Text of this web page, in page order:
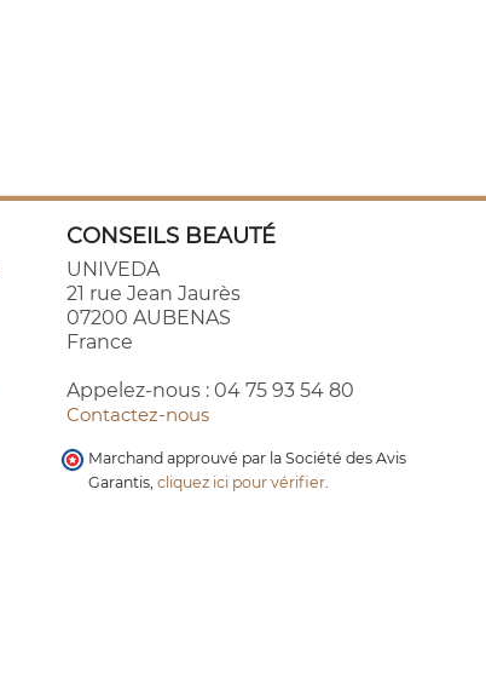
CONSEILS BEAUTÉ
UNIVEDA
21 rue Jean Jaurès
07200 AUBENAS
France
Appelez-nous : 04 75 93 54 80
Contactez-nous
Marchand approuvé par la Société des Avis
Garantis, cliquez ici pour vérifier.